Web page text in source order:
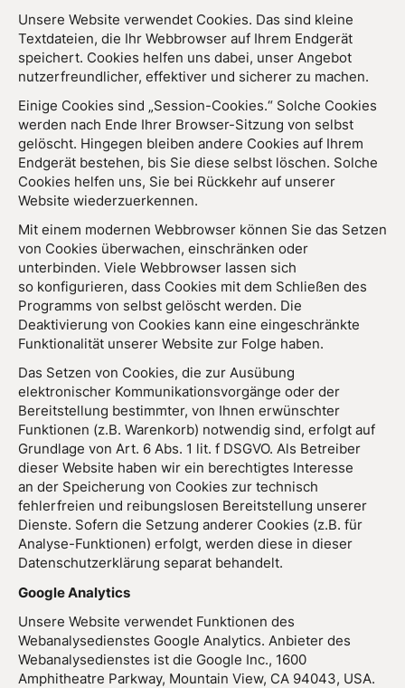
Unsere Website verwendet Cookies. Das sind kleine
Textdateien, die Ihr Webbrowser auf Ihrem Endgerät
speichert. Cookies helfen uns dabei, unser Angebot
nutzerfreundlicher, effektiver und sicherer zu machen.
Einige Cookies sind „Session-Cookies.“ Solche Cookies
werden nach Ende Ihrer Browser-Sitzung von selbst
gelöscht. Hingegen bleiben andere Cookies auf Ihrem
Endgerät bestehen, bis Sie diese selbst löschen. Solche
Cookies helfen uns, Sie bei Rückkehr auf unserer
Website wiederzuerkennen.
Mit einem modernen Webbrowser können Sie das Setzen
von Cookies überwachen, einschränken oder
unterbinden. Viele Webbrowser lassen sich
so konfigurieren, dass Cookies mit dem Schließen des
Programms von selbst gelöscht werden. Die
Deaktivierung von Cookies kann eine eingeschränkte
Funktionalität unserer Website zur Folge haben.
Das Setzen von Cookies, die zur Ausübung
elektronischer Kommunikationsvorgänge oder der
Bereitstellung bestimmter, von Ihnen erwünschter
Funktionen (z.B. Warenkorb) notwendig sind, erfolgt auf
Grundlage von Art. 6 Abs. 1 lit. f DSGVO. Als Betreiber
dieser Website haben wir ein berechtigtes Interesse
an der Speicherung von Cookies zur technisch
fehlerfreien und reibungslosen Bereitstellung unserer
Dienste. Sofern die Setzung anderer Cookies (z.B. für
Analyse-Funktionen) erfolgt, werden diese in dieser
Datenschutzerklärung separat behandelt.
Google Analytics
Unsere Website verwendet Funktionen des
Webanalysedienstes Google Analytics. Anbieter des
Webanalysedienstes ist die Google Inc., 1600
Amphitheatre Parkway, Mountain View, CA 94043, USA.